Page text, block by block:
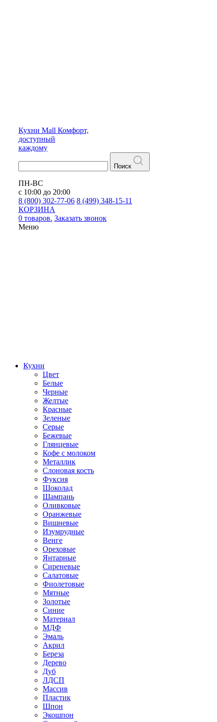
Кухни Mall Комфорт,
доступный
каждому
Поиск
ПН-ВС
с 10:00 до 20:00
8 (800) 302-77-06 8 (499) 348-15-11
КОРЗИНА
0 товаров. Заказать звонок
Меню
Кухни
Цвет
Белые
Черные
Желтые
Красные
Зеленые
Серые
Бежевые
Глянцевые
Кофе с молоком
Металлик
Слоновая кость
Фуксия
Шоколад
Шампань
Оливковые
Оранжевые
Вишневые
Изумрудные
Венге
Ореховые
Янтарные
Сиреневые
Салатовые
Фиолетовые
Мятные
Золотые
Синие
Материал
МДФ
Эмаль
Акрил
Береза
Дерево
Дуб
ЛДСП
Массив
Пластик
Шпон
Экошпон